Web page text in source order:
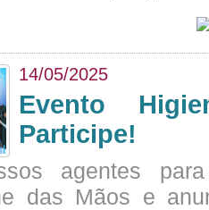
14/05/2025
Evento
Participe!
agentes
das Mãos e